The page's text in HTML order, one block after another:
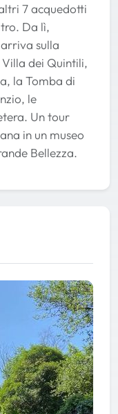
7 acquedotti
Da lì,
sulla
dei Quintili,
la Tomba di
le
Un tour
in un museo
Bellezza.